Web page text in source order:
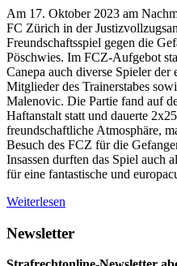
Am 17. Oktober 2023 am
FC Zürich in der
Freundschaftsspiel gegen die
Pöschwies. Im FCZ-Aufgebot
Canepa auch diverse Spieler der
Mitglieder des Trainerstabes
Malenovic. Die Partie fand auf
Haftanstalt statt und dauerte
freundschaftliche Atmosphäre,
Besuch des FCZ für die
Insassen durften das Spiel auch
für eine fantastische und
Weiterlesen
Newsletter